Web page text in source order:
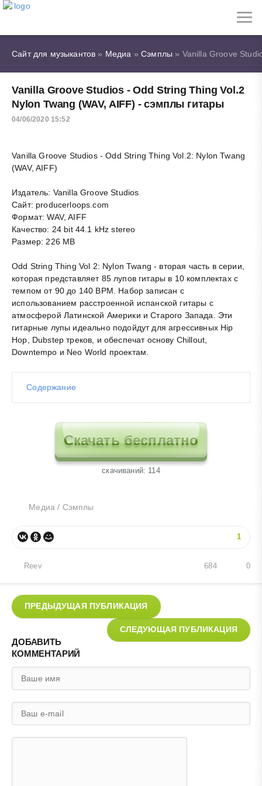
Сайт для музыкантов » Медиа »Сэмплы » Vanilla Groove
Vanilla Groove Studios - Odd String Thing Vol.2
Nylon Twang (WAV, AIFF) - сэмплы гитары
04/06/2020 15:52
Vanilla Groove Studios - Odd String Thing Vol.2: Nylon Twang
(WAV, AIFF)
Издатель: Vanilla Groove Studios
Сайт: producerloops.com
Формат: WAV, AIFF
Качество: 24 bit 44.1 kHz stereo
Размер: 226 MB
Odd String Thing Vol 2: Nylon Twang - вторая часть в серии,
которая представляет 85луповгитары в 10 комплектах с
темпом от 90 до 140 BPM. Набор записан с
использованием расстроенной испанской гитары с
атмосферой Латинской Америки и Старого Запада. Эти
гитарные лупы идеально подойдут для агрессивных Hip
Hop, Dubstep треков, и обеспечат основу Chillout,
Downtempo и Neo World проектам.
Содержание
Скачать бесплатно
cкачиваний: 114
Медиа / Сэмплы
1
Reev 0
684
ПРЕДЫДУЩАЯ ПУБЛИКАЦИЯ
СЛЕДУЮЩАЯ ПУБЛИКАЦИЯ
ДОБАВИТЬ
КОММЕНТАРИЙ